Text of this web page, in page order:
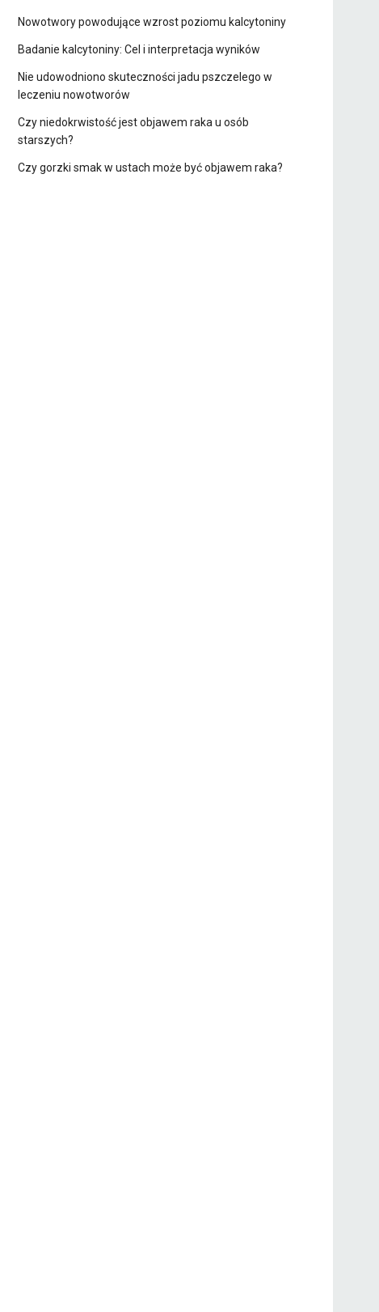
Nowotwory powodujące wzrost poziomu kalcytoniny
Badanie kalcytoniny: Cel i interpretacja wyników
Nie udowodniono skuteczności jadu pszczelego w
leczeniu nowotworów
Czy niedokrwistość jest objawem raka u osób
starszych?
Czy gorzki smak w ustach może być objawem raka?